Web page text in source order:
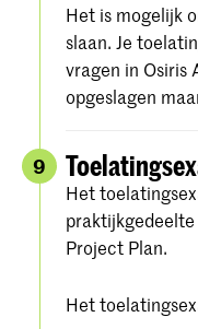
Het is mogelijk
slaan. Je
vragen in Osiris
opgeslagen
9
Het
Project Plan.
Het